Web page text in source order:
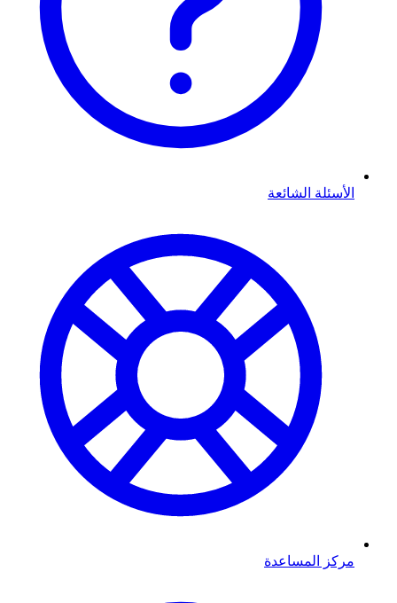
الأسئلة الشائعة
مركز المساعدة